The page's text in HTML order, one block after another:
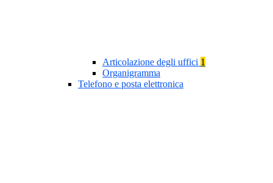
Articolazione degli uffici 1
Organigramma
Telefono e posta elettronica